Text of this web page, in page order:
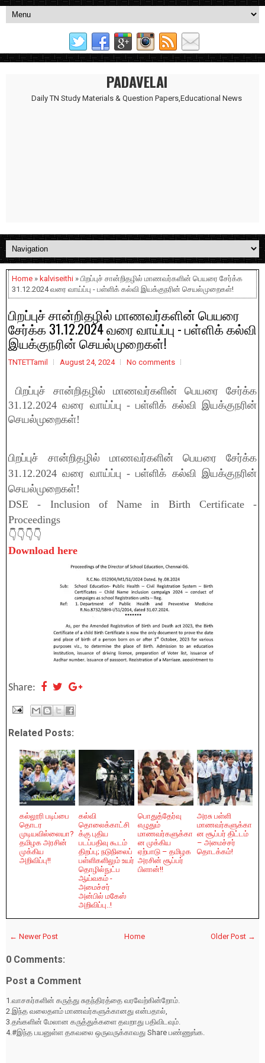
PADAVELAI
Daily TN Study Materials & Question Papers,Educational News
Home » kalviseithi » பிறப்புச் சான்றிதழில் மாணவர்களின் பெயரை சேர்க்க
31.12.2024 வரை வாய்ப்பு - பள்ளிக் கல்வி இயக்குநரின் செயல்முறைகள்!
பிறப்புச் சான்றிதழில் மாணவர்களின் பெயரை
சேர்க்க 31.12.2024 வரை வாய்ப்பு - பள்ளிக் கல்வி
இயக்குநரின் செயல்முறைகள்!
TNTETTamil August 24, 2024 No comments
பிறப்புச் சான்றிதழில் மாணவர்களின் பெயரை சேர்க்க
31.12.2024 வரை வாய்ப்பு - பள்ளிக் கல்வி இயக்குநரின்
செயல்முறைகள்!
பிறப்புச் சான்றிதழில் மாணவர்களின் பெயரை சேர்க்க
31.12.2024 வரை வாய்ப்பு - பள்ளிக் கல்வி இயக்குநரின்
செயல்முறைகள்!
DSE - Inclusion of Name in Birth Certificate -
Proceedings
👇👇👇👇
Download here
Share:
Related Posts:
கல்லூரி படிப்பை
தொடர
முடியவில்லையா?
தமிழக அரசின்
முக்கிய
அறிவிப்பு!!
கல்வி
தொலைக்காட்சி
க்கு புதிய
படப்பதிவு கூடம்
திறப்பு; நடுநிலைப்
பள்ளிகளிலும் உயர்
தொழில்நுட்ப
ஆய்வகம் -
அமைச்சர்
அன்பில் மகேஸ்
அறிவிப்பு..!
பொதுத்தேர்வு
எழுதும்
மாணவர்களுக்கா
ன முக்கிய
ஏற்பாடு – தமிழக
அரசின் சூப்பர்
பிளான்!!
அரசு பள்ளி
மாணவர்களுக்கா
ன சூப்பர் திட்டம்
– அமைச்சர்
தொடக்கம்!
← Newer Post Older Post →
Home
0 Comments:
Post a Comment
1.வாசகர்களின் கருத்து சுதந்திரத்தை வரவேற்கின்றோம்.
2.இந்த வலைதளம் மாணவர்களுக்கானது என்பதால்,
3.தங்களின் மேலான கருத்துக்களை தவறாது பதிவிடவும்.
4.#இந்த பயனுள்ள தகவலை ஒருவருக்காவது Share பண்ணுங்க.